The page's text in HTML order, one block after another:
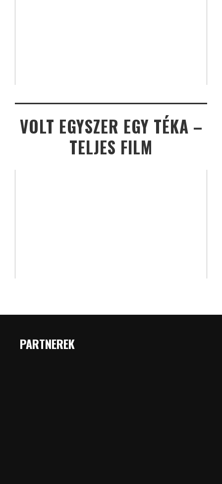
VOLT EGYSZER EGY TÉKA –
TELJES FILM
PARTNEREK